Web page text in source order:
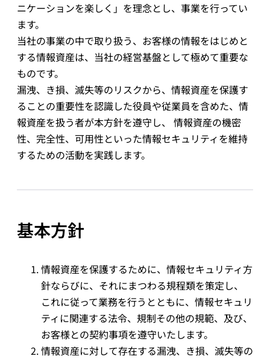
ニケーションを楽しく」を理念とし、事業を行ってい
ます。
当社の事業の中で取り扱う、お客様の情報をはじめと
する情報資産は、当社の経営基盤として極めて重要な
ものです。
漏洩、き損、滅失等のリスクから、情報資産を保護す
ることの重要性を認識した役員や従業員を含めた、情
報資産を扱う者が本方針を遵守し、 情報資産の機密
性、完全性、可用性といった情報セキュリティを維持
するための活動を実践します。
基本方針
情報資産を保護するために、情報セキュリティ方
針ならびに、それにまつわる規程類を策定し、
これに従って業務を行うとともに、情報セキュリ
ティに関連する法令、規制その他の規範、及び、
お客様との契約事項を遵守いたします。
情報資産に対して存在する漏洩、き損、滅失等の